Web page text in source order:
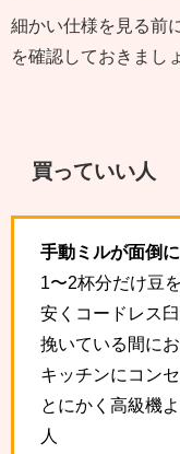
細かい仕様を見る前
を確認しておきまし
買っていい人
手動ミルが面倒
1〜2杯分だけ豆
安くコードレス
挽いている間に
キッチンにコン
とにかく高級機
人